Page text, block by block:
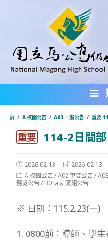
內
/ A.校園公告 / A03.一般公告 / 重要
重要 114-2日間
Post
published:
2026-02-13
Post
last
modified:
2026-02-13
Post
category:
A.校園公告/A02.重要公告/
務處公告/ B03a.訓育組公告
※ 日期：115.2.23(一)
1. 0800前：導師、學